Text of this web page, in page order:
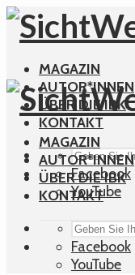
MAGAZIN
AUTOR*INNEN
ÜBER DIE IBK
KONTAKT
Facebook
YouTube
MAGAZIN
AUTOR*INNEN
ÜBER DIE IBK
KONTAKT
Facebook
YouTube